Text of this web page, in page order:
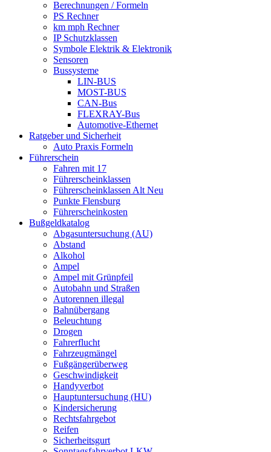
Berechnungen / Formeln
PS Rechner
km mph Rechner
IP Schutzklassen
Symbole Elektrik & Elektronik
Sensoren
Bussysteme
LIN-BUS
MOST-BUS
CAN-Bus
FLEXRAY-Bus
Automotive-Ethernet
Ratgeber und Sicherheit
Auto Praxis Formeln
Führerschein
Fahren mit 17
Führerscheinklassen
Führerscheinklassen Alt Neu
Punkte Flensburg
Führerscheinkosten
Bußgeldkatalog
Abgasuntersuchung (AU)
Abstand
Alkohol
Ampel
Ampel mit Grünpfeil
Autobahn und Straßen
Autorennen illegal
Bahnübergang
Beleuchtung
Drogen
Fahrerflucht
Fahrzeugmängel
Fußgängerüberweg
Geschwindigkeit
Handyverbot
Hauptuntersuchung (HU)
Kindersicherung
Rechtsfahrgebot
Reifen
Sicherheitsgurt